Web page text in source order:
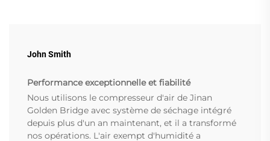
John Smith
Performance exceptionnelle et fiabilité
Nous utilisons le compresseur d'air de Jinan
Golden Bridge avec système de séchage intégré
depuis plus d'un an maintenant, et il a transformé
nos opérations. L'air exempt d'humidité a